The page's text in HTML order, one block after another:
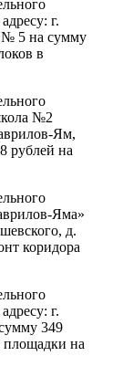
г.
5 на сумму
в
№2
Ям,
рублей на
Яма»
д.
коридора
г.
349
площадки на